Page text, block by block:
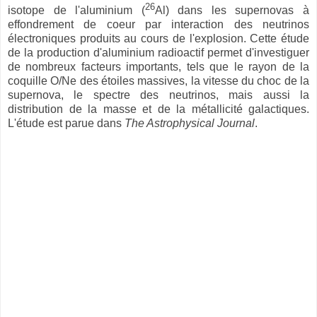
isotope de l'aluminium (26Al) dans les supernovas à
effondrement de coeur par interaction des neutrinos
électroniques produits au cours de l'explosion. Cette étude
de la production d'aluminium radioactif permet d'investiguer
de nombreux facteurs importants, tels que le rayon de la
coquille O/Ne des étoiles massives, la vitesse du choc de la
supernova, le spectre des neutrinos, mais aussi la
distribution de la masse et de la métallicité galactiques.
L'étude est parue dans The Astrophysical Journal.